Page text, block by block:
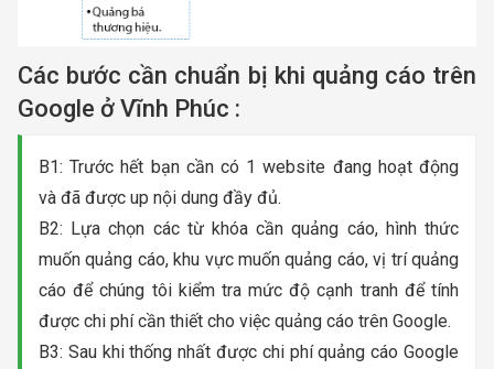
Các bước cần chuẩn bị khi quảng cáo trên
Google ở Vĩnh Phúc :
B1: Trước hết bạn cần có 1 website đang hoạt động
và đã được up nội dung đầy đủ.
B2: Lựa chọn các từ khóa cần quảng cáo, hình thức
muốn quảng cáo, khu vực muốn quảng cáo, vị trí quảng
cáo để chúng tôi kiểm tra mức độ cạnh tranh để tính
được chi phí cần thiết cho việc quảng cáo trên Google.
B3: Sau khi thống nhất được chi phí quảng cáo Google